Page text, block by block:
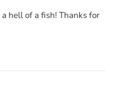
hell of a fish! Thanks for